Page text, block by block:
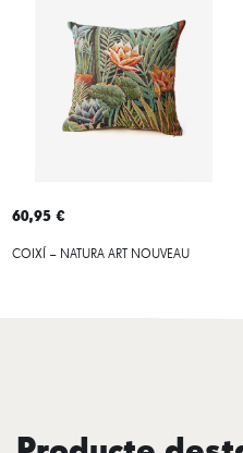
60,95 €
COIXÍ – NATURA ART NOUVEAU